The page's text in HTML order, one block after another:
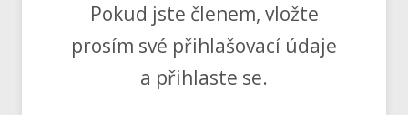
Pokud jste členem, vložte
prosím své přihlašovací údaje
a přihlaste se.